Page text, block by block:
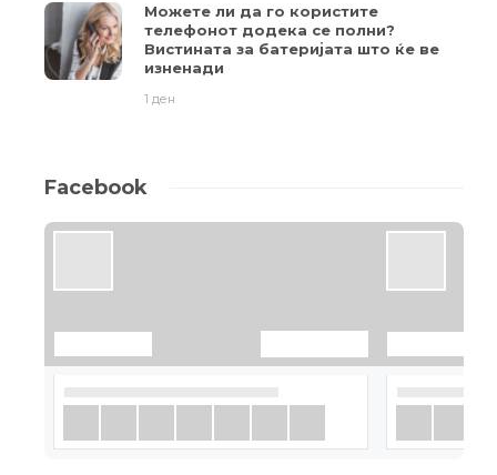
Можете ли да го користите
телефонот додека се полни?
Вистината за батеријата што ќе ве
изненади
1 ден
Facebook